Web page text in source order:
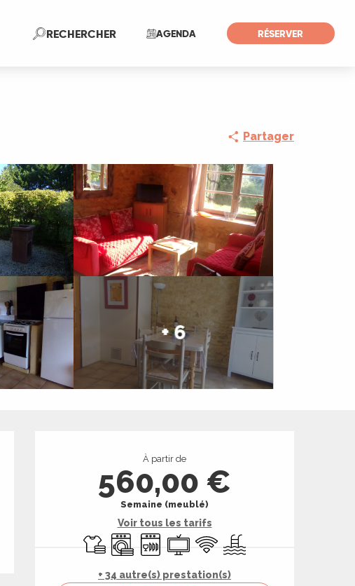
AGENDA RÉSERVER
RECHERCHERRecherche
Partager
+ 6
Ouverture et
À partir de
560,00 €
Semaine (meublé)
Voir tous les tarifs
Draps et linge
Lave lingeLave vaisselle
Télévision
WiFi Piscine
+ 34 autre(s) prestation(s)